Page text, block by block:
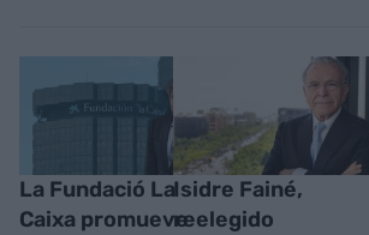
La Fundació La
Caixa promueve
Isidre Fainé,
reelegido